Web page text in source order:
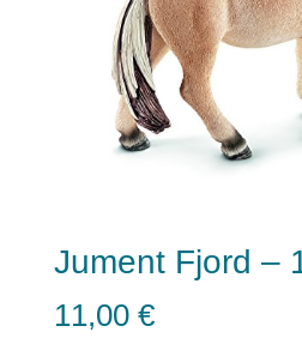
Jument Fjord –
11,00 €